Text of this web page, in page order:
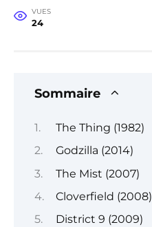
VUES
24
Sommaire
The Thing (1982)
Godzilla (2014)
The Mist (2007)
Cloverfield (2008)
District 9 (2009)